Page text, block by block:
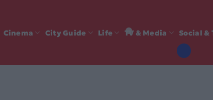
Cinema City Guide Life TV & Media Social &